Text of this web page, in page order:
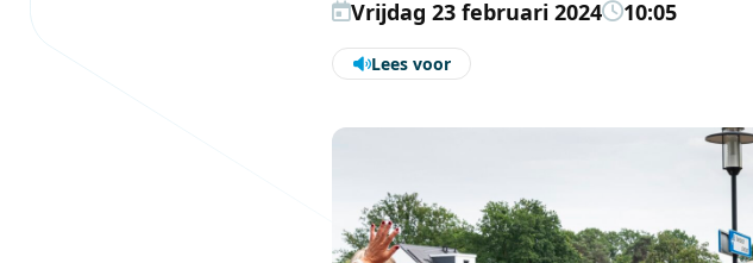
Vrijdag 23 februari 2024 10:05
Lees voor